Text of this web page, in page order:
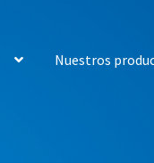
Nuestros